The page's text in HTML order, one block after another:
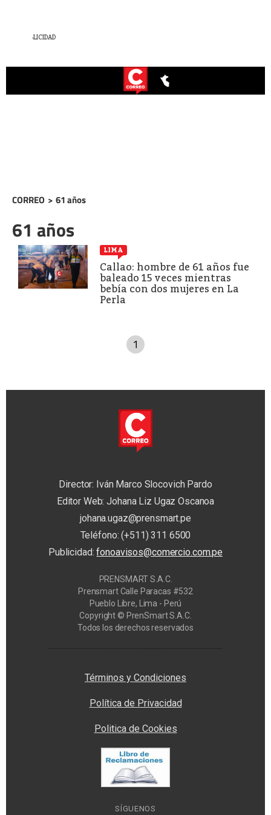
CORREO > 61 años
61 años
LIMA
Callao: hombre de 61 años fue
baleado 15 veces mientras
bebía con dos mujeres en La
Perla
1
Director: Iván Marco Slocovich Pardo
Editor Web: Johana Liz Ugaz Oscanoa
johana.ugaz@prensmart.pe
Teléfono: (+511) 311 6500
Publicidad:fonoavisos@comercio.com.pe
PRENSMART S.A.C.
Prensmart Calle Paracas #532
Pueblo Libre, Lima - Perú
Copyright © PrenSmart S.A.C.
Todos los derechos reservados
Términos y Condiciones
Política de Privacidad
Politica de Cookies
SÍGUENOS